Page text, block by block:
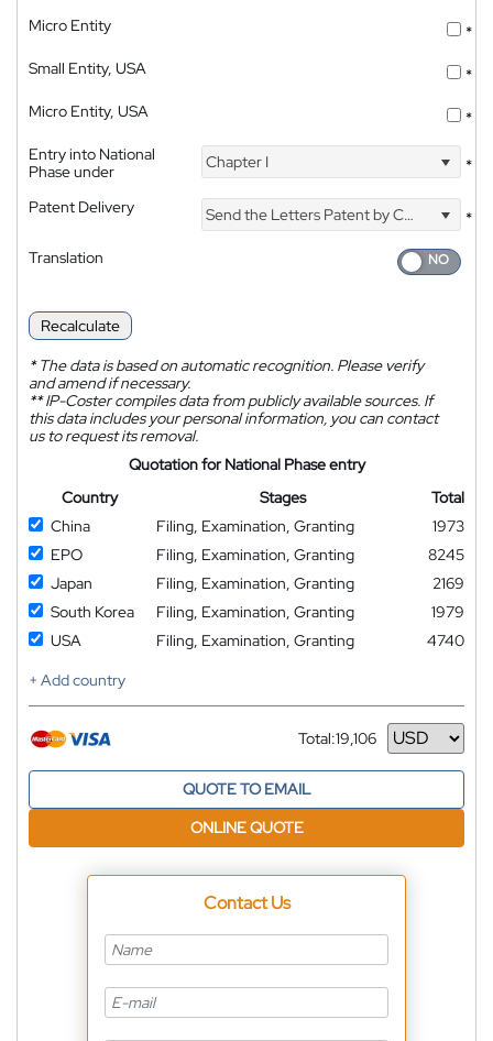
Micro Entity
*
Small Entity, USA
*
Micro Entity, USA
*
Entry into National
Phase under
Chapter I *
Patent Delivery Send the Letters Patent by Courier
*
Translation
Recalculate
*The data is based on automatic recognition. Please verify
and amend if necessary.
**IP-Coster compiles data from publicly available sources. If
this data includes your personal information, you can contact
us to request its removal.
Quotation for National Phase entry
Country
Stages
Total
China
Filing, Examination, Granting
1973
EPO
Filing, Examination, Granting
8245
Japan
Filing, Examination, Granting
2169
South Korea
Filing, Examination, Granting
1979
USA
Filing, Examination, Granting
4740
+ Add country
Total:19,106
Currency
QUOTE TO EMAIL
ONLINE QUOTE
Contact Us